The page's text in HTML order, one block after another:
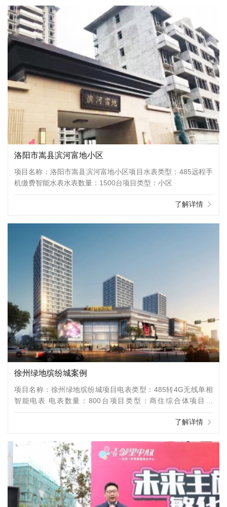
式公寓及甲级写字楼多种业态成就郑州史无前例的全业态复合地
标。共有住宅、写字楼、商铺三种物业类型。郑州
洛阳市嵩县滨河富地小区
项目名称：洛阳市嵩县滨河富地小区项目水表类型：485远程手
机缴费智能水表水表数量：1500台项目类型：小区
了解详情
徐州绿地缤纷城案例
项目名称：徐州绿地缤纷城项目电表类型：485转4G无线单相
智能电表 电表数量：800台项目类型：商住综合体项目介
绍：“徐州绿地缤纷城”位于徐州新城标杆级政务中心，覆盖40万
中产商务精英人群。项目总体量约5万方，致力于打造一座都市
受，并成为区域商业发展的新标杆及城市新生活的体验场。天生
讲究，就是“办肆”！作为绿地江苏事业部重点打造的标杆项目，
了解详情